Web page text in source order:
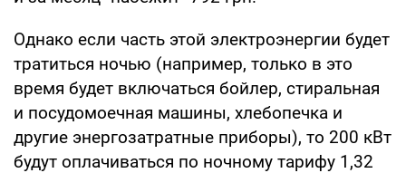
Однако если часть этой электроэнергии будет
тратиться ночью (например, только в это
время будет включаться бойлер, стиральная
и посудомоечная машины, хлебопечка и
другие энергозатратные приборы), то 200 кВт
будут оплачиваться по ночному тарифу 1,32